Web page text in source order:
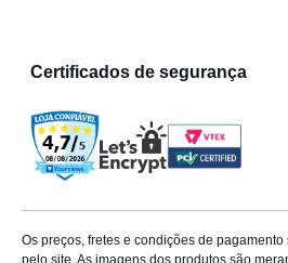
Certificados de segurança
Os preços, fretes e condições de
pelo site. As imagens dos produtos são